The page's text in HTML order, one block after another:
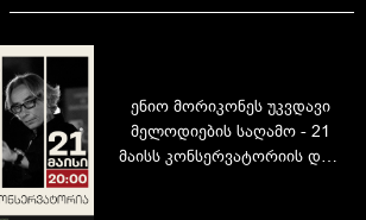
ენიო მორიკონეს უკვდავი
მელოდიების საღამო - 21
მაისს კონსერვატორიის დიდ